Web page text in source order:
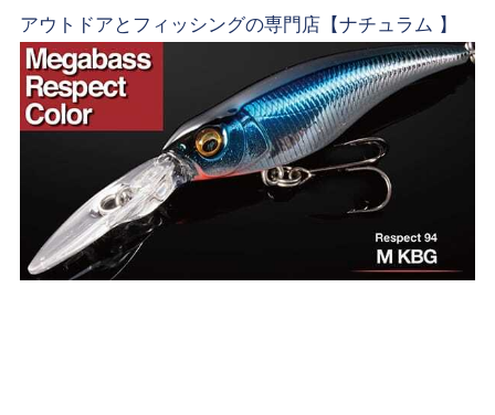
アウトドアとフィッシングの専門店【ナチュラム 】